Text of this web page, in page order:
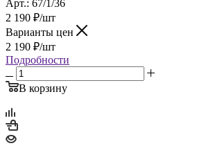
Арт.: 67/1/36
2 190 ₽/шт
Варианты цен
2 190 ₽/шт
Подробности
В корзину